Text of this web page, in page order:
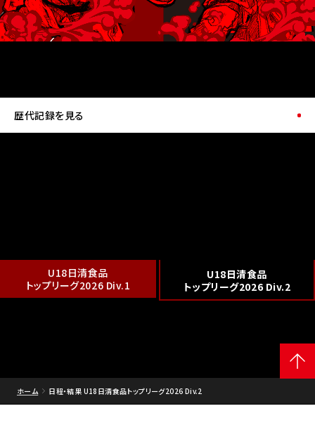
歴代記録を見る
U18日清食品
トップリーグ2026 Div.1
U18日清食品
トップリーグ2026 Div.2
ホーム 日程・結果 U18日清食品トップリーグ2026 Div.2